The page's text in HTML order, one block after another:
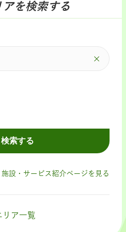
を検索する
検索する
施設・サービス紹介ページを見る
リア一覧